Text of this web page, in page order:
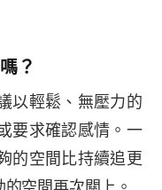
？
以輕鬆、無壓力的
要求確認感情。一
的空間比持續追更